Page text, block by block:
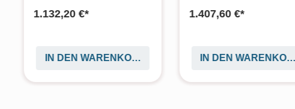
1.132,20 €*
IN DEN WARENKORB
1.407,60 €*
IN DEN